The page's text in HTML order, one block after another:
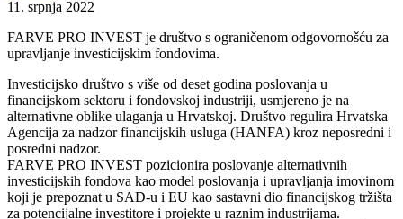
11. srpnja 2022
FARVE PRO INVEST je društvo s ograničenom odgovornošću za
upravljanje investicijskim fondovima.
Investicijsko društvo s više od deset godina poslovanja u
financijskom sektoru i fondovskoj industriji, usmjereno je na
alternativne oblike ulaganja u Hrvatskoj. Društvo regulira Hrvatska
Agencija za nadzor financijskih usluga (HANFA) kroz neposredni i
posredni nadzor.
FARVE PRO INVEST pozicionira poslovanje alternativnih
investicijskih fondova kao model poslovanja i upravljanja imovinom
koji je prepoznat u SAD-u i EU kao sastavni dio financijskog tržišta
za potencijalne investitore i projekte u raznim industrijama.